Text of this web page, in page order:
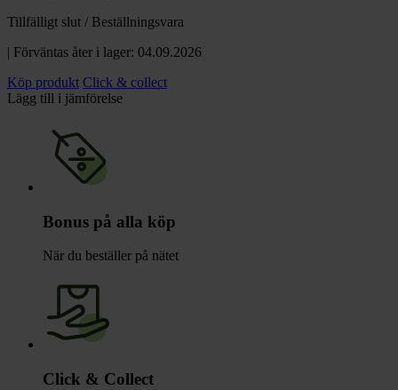
Tillfälligt slut / Beställningsvara
| Förväntas åter i lager: 04.09.2026
Köp produkt Click & collect
Lägg till i jämförelse
Bonus på alla köp
När du beställer på nätet
Click & Collect